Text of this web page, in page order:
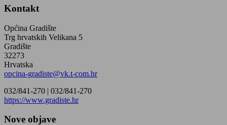
Kontakt
Općina Gradište
Trg hrvatskih Velikana 5
Gradište
32273
Hrvatska
opcina-gradiste@vk.t-com.hr
032/841-270 | 032/841-270
https://www.gradiste.hr
Nove objave